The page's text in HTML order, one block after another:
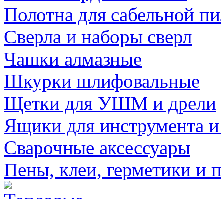
Полотна для сабельной
Сверла и наборы сверл
Чашки алмазные
Шкурки шлифовальные
Щетки для УШМ и дрели
Ящики для инструмента
Сварочные аксессуары
Пены, клеи, герметики и